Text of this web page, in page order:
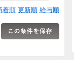
着順 更新順 給与順